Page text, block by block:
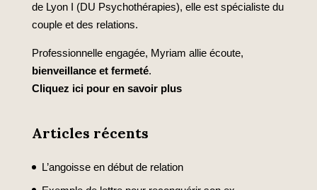
de Lyon I (DU Psychothérapies), elle est spécialiste du
couple et des relations.
Professionnelle engagée, Myriam allie écoute,
bienveillance et fermeté.
Cliquez ici pour en savoir plus
Articles récents
L’angoisse en début de relation